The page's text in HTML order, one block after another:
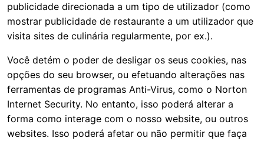
publicidade direcionada a um tipo de utilizador (como
mostrar publicidade de restaurante a um utilizador que
visita sites de culinária regularmente, por ex.).
Você detém o poder de desligar os seus cookies, nas
opções do seu browser, ou efetuando alterações nas
ferramentas de programas Anti-Virus, como o Norton
Internet Security. No entanto, isso poderá alterar a
forma como interage com o nosso website, ou outros
websites. Isso poderá afetar ou não permitir que faça